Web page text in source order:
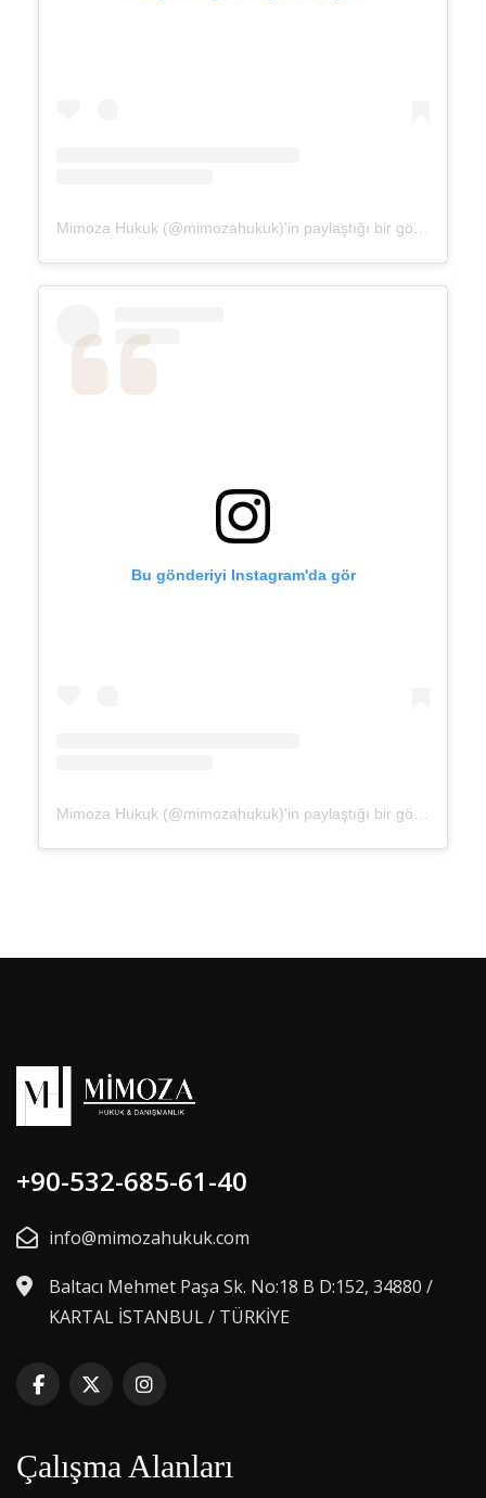
Bu gönderiyi Instagram'da gör
Mimoza Hukuk (@mimozahukuk)'in paylaştığı bir gönderi
+90-532-685-61-40
info@mimozahukuk.com
Baltacı Mehmet Paşa Sk. No:18 B D:152, 34880 /
KARTAL İSTANBUL / TÜRKİYE
Çalışma Alanları